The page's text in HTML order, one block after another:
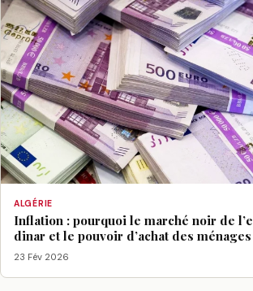
ALGÉRIE
Inflation : pourquoi le marché noir de
dinar et le pouvoir d’achat des ménages
23 Fév 2026